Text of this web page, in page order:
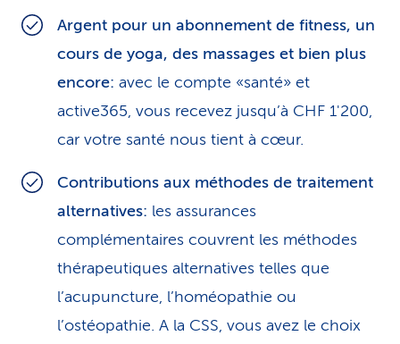
Argent pour un abonnement de fitness, un
cours de yoga, des massages et bien plus
encore: avec le compte «santé» et
active365, vous recevez jusqu’à CHF 1'200,
car votre santé nous tient à cœur.
Contributions aux méthodes de traitement
alternatives: les assurances
complémentaires couvrent les méthodes
thérapeutiques alternatives telles que
l’acupuncture, l’homéopathie ou
l’ostéopathie. A la CSS, vous avez le choix